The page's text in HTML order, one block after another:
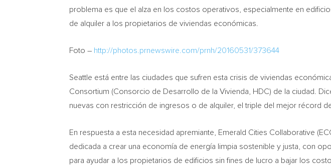
problema es que el alza en los costos operativos, especialmente en
de alquiler a los propietarios de viviendas económicas.
Foto – http://photos.prnewswire.com/prnh/20160531/373644
Seattle está entre las ciudades que sufren esta crisis de viviendas
Consortium (Consorcio de Desarrollo de la Vivienda, HDC) de la ciudad.
nuevas con restricción de ingresos o de alquiler, el triple del mejor récord
En respuesta a esta necesidad apremiante, Emerald Cities Collaborative
dedicada a crear una economía de energía limpia sostenible y justa, con
para ayudar a los propietarios de edificios sin fines de lucro a bajar los